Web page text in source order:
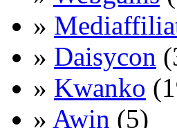
»
» Daisycon
» Kwanko
» Awin (5)